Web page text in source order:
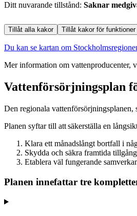
Ditt nuvarande tillstånd: Saknar
Tillåt alla kakor Tillåt kakor för funktioner
Du kan se kartan om
Mer information om vattenproducenter,
Vattenförsörjningsplan
Den regionala vattenförsörjningsplanen,
Planen syftar till att säkerställa en
Klara ett månadslångt bortfall i
Skydda och säkra framtida
Etablera väl fungerande
Planen innefattar tre